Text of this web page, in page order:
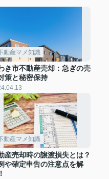
動産マメ知識
き市不動産売却：急ぎの売
策と秘密保持
動産マメ知識
産売却時の譲渡損失とは？
や確定申告の注意点を解